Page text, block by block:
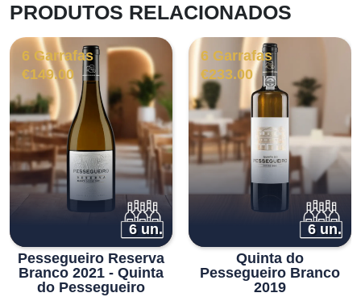
PRODUTOS RELACIONADOS
6 Garrafas
€149.00
6 un.
Pessegueiro Reserva
Branco 2021 - Quinta
do Pessegueiro
6 Garrafas
€233.00
6 un.
Quinta do
Pessegueiro Branco
2019